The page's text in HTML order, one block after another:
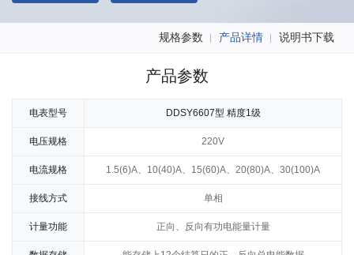
规格参数 产品详情 说明书下载
产品参数
电表型号 DDSY6607型 精度1级
电压规格 220V
电流规格 1.5(6)A、 10(40)A、15(60)A、20(80)A、30(100)A
接线方式 单相
计量功能 正向、反向有功电能量计量